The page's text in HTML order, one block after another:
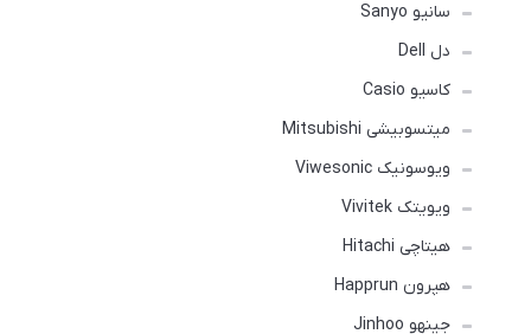
سانیو Sanyo
دل Dell
کاسیو Casio
میتسوبیشی Mitsubishi
ویوسونیک Viwesonic
ویویتک Vivitek
هیتاچی Hitachi
هپرون Happrun
جینهو Jinhoo